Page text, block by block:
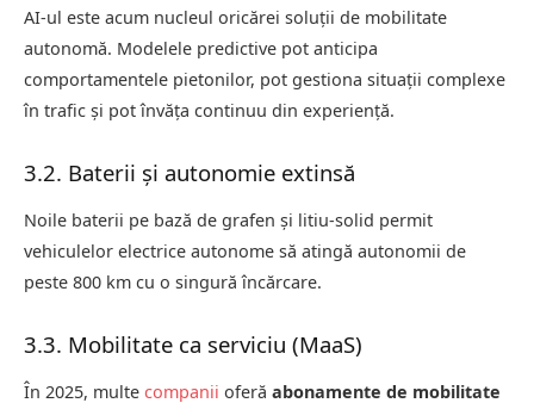
AI-ul este acum nucleul oricărei soluții de mobilitate
autonomă. Modelele predictive pot anticipa
comportamentele pietonilor, pot gestiona situații complexe
în trafic și pot învăța continuu din experiență.
3.2. Baterii și autonomie extinsă
Noile baterii pe bază de grafen și litiu-solid permit
vehiculelor electrice autonome să atingă autonomii de
peste 800 km cu o singură încărcare.
3.3. Mobilitate ca serviciu (MaaS)
În 2025, multe companii oferă abonamente de mobilitate